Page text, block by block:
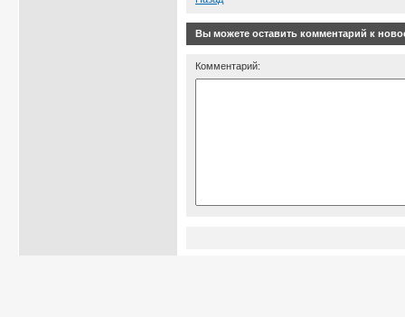
Вы можете оставить комментарий к
Комментарий: